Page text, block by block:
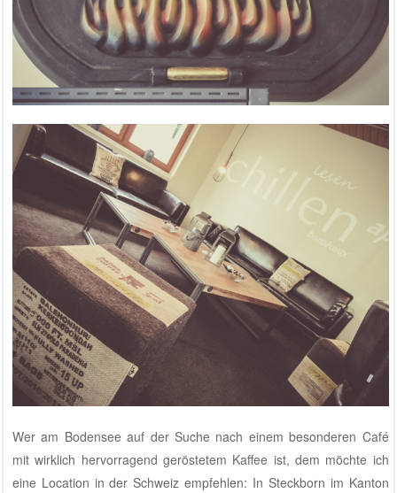
Wer am Bodensee auf der Suche nach einem besonderen Café
mit wirklich hervorragend geröstetem Kaffee ist, dem möchte ich
eine Location in der Schweiz empfehlen: In Steckborn im Kanton